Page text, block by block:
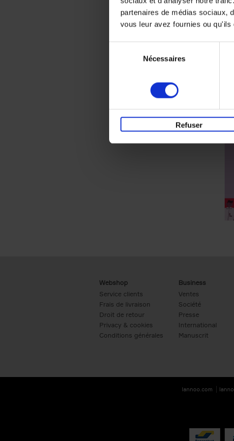
partenaires de médias sociaux,
vous leur avez fournies ou
Nécessaires
Refuser
Webshop
Service clients
Frais de livraison
Droit de retour
Privacy & cookies
Conditions générales
Business
Ventes
Société
Presse
International
Manuscrit
lannoo.com